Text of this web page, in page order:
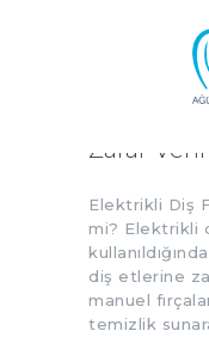
KVKK
Zarar
Elektrikli Diş
mi? Elektrikli
diş etlerine
manuel
temizlik